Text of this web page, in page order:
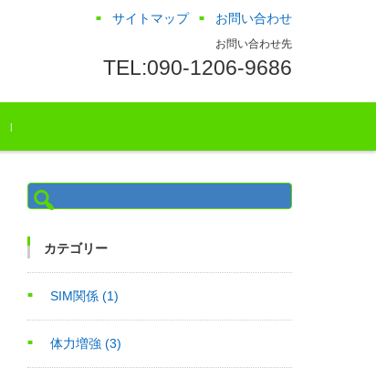
サイトマップ お問い合わせ
お問い合わせ先
TEL:090-1206-9686
検
索:
カテゴリー
SIM関係 (1)
体力増強 (3)